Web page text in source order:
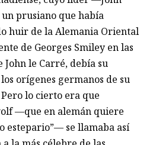
prusiano que había
huir de la Alemania Oriental
de Georges Smiley en las
John le Carré, debía su
orígenes germanos de su
lo cierto era que
—que en alemán quiere
estepario”— se llamaba así